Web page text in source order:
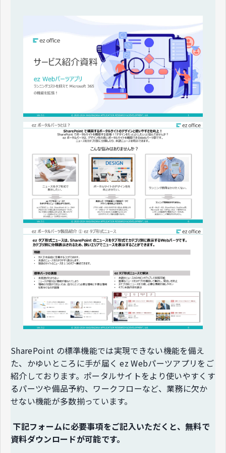
SharePoint の標準機能では実現できない機能を備え
た、かゆいところに手が届く ez Webパーツアプリをご
紹介しております。ポータルサイトをより使いやすくす
るパーツや備品予約、ワークフローなど、業務に欠か
せない機能が多数揃っています。
下記フォームに必要事項をご記入いただくと、無料で
資料ダウンロードが可能です。